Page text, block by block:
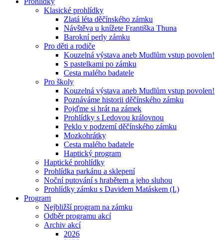
Klasické prohlídky
Zlatá léta děčínského zámku
Návštěva u knížete Františka Thuna
Barokní perly zámku
Pro děti a rodiče
Kouzelná výstava aneb Mudlům vstup povolen!
S pastelkami po zámku
Cesta malého badatele
Pro školy
Kouzelná výstava aneb Mudlům vstup povolen!
Poznáváme historii děčínského zámku
Pojďme si hrát na zámek
Prohlídky s Ledovou královnou
Peklo v podzemí děčínského zámku
Mozkohrátky
Cesta malého badatele
Haptický program
Haptické prohlídky
Prohlídka parkánu a sklepení
Noční putování s hrabětem a jeho sluhou
Prohlídky zámku s Davidem Matáskem (I.)
Program
Nejbližší program na zámku
Odběr programu akcí
Archiv akcí
2026